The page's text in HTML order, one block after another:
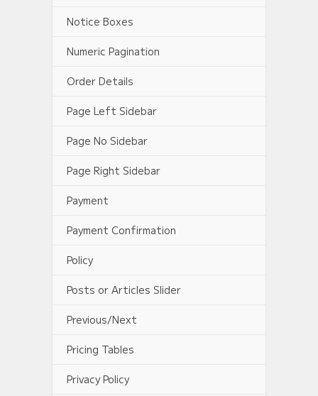
Notice Boxes
Numeric Pagination
Order Details
Page Left Sidebar
Page No Sidebar
Page Right Sidebar
Payment
Payment Confirmation
Policy
Posts or Articles Slider
Previous/Next
Pricing Tables
Privacy Policy